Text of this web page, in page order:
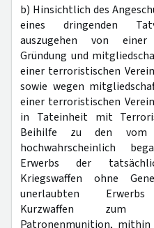
b) Hinsichtlich des
eines dringenden
auszugehen von
Gründung und
einer terroristischen
sowie wegen
einer terroristischen
in Tateinheit mit
Beihilfe zu den vom
hochwahrscheinlich
Erwerbs der
Kriegswaffen ohne
unerlaubten Erwerbs
Kurzwaffen zum
Patronenmunition,